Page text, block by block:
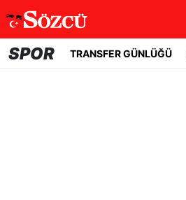
SPOR TRANSFER GÜNLÜĞÜ